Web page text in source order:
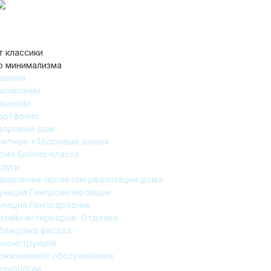
классики
минимализма
дом
«Здоровые дома»
Бизнес-класса
проектом реализации дома
Генпроектировщик
Генподрядчик
интерьеров. Отделка
фасада
обслуживание